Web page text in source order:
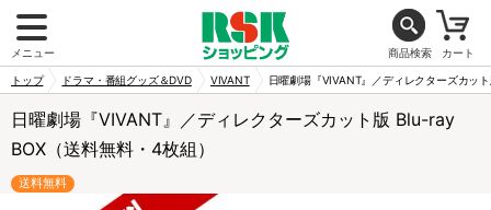
メニュー 商品検索 カート
トップ ドラマ・番組グッズ＆DVD VIVANT 日曜劇場『VIVANT』／ディレクターズカッ
日曜劇場『VIVANT』／ディレクターズカット版 Blu-ray
BOX（送料無料・4枚組）
送料無料